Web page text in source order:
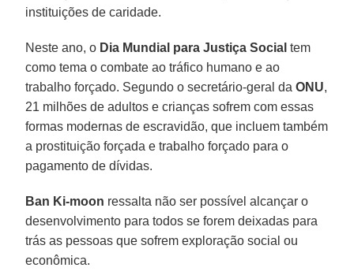
instituições de caridade.
Neste ano, o Dia Mundial para Justiça Social tem
como tema o combate ao tráfico humano e ao
trabalho forçado. Segundo o secretário-geral daONU,
21 milhões de adultos e crianças sofrem com essas
formas modernas de escravidão, que incluem também
a prostituição forçada e trabalho forçado para o
pagamento de dívidas.
Ban Ki-moon ressalta não ser possível alcançar o
desenvolvimento para todos se forem deixadas para
trás as pessoas que sofrem exploração social ou
econômica.